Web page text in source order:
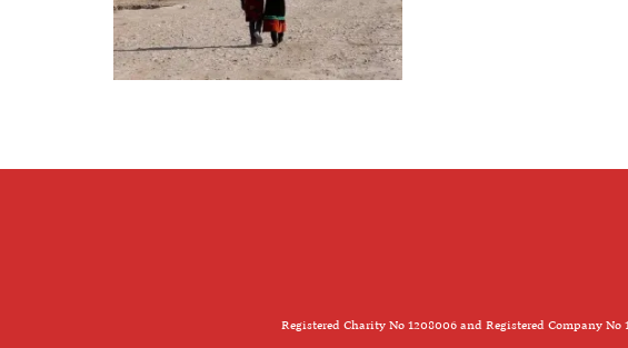
Registered Charity No 1208006 and Registered Company No